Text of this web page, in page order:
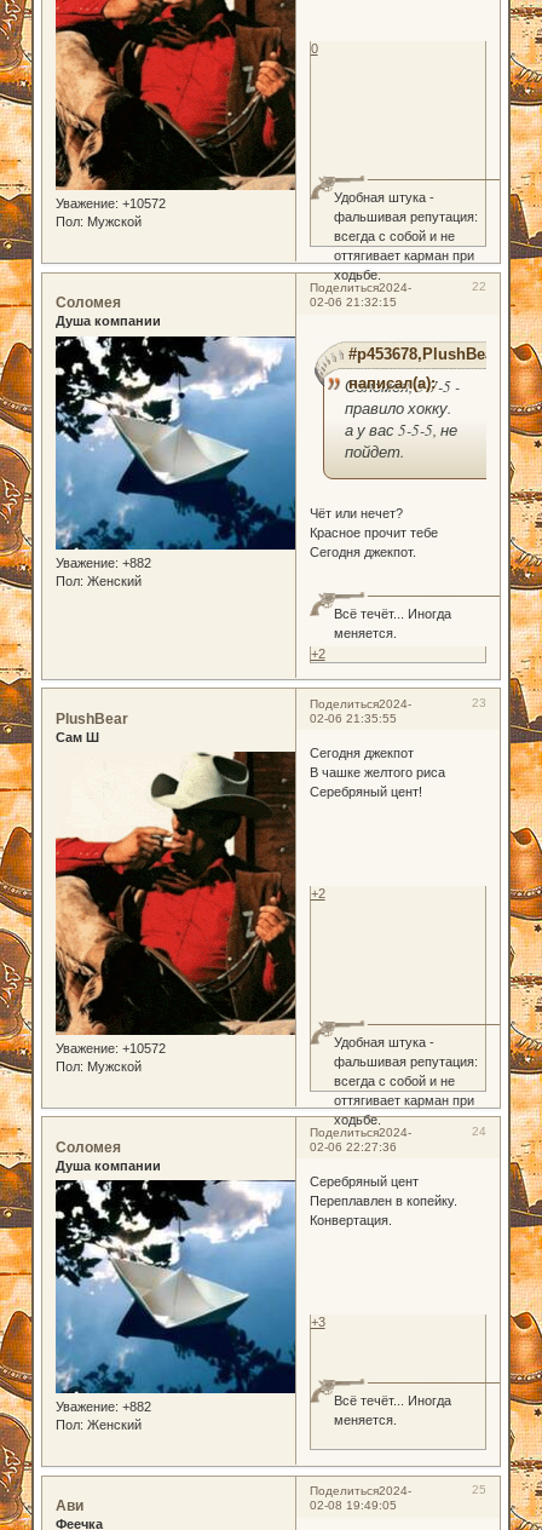
Уважение: +10572
Пол: Мужской
Удобная штука -
фальшивая репутация:
всегда с собой и не
оттягивает карман при
ходьбе.
0
Поделиться 22
2024-
02-06 21:32:15
Соломея
Душа компании
Уважение: +882
Пол: Женский
#p453678,PlushBear
написал(а):
Соломея, 5-7-5 -
правило хокку.
а у вас 5-5-5, не
пойдет.
Чёт или нечет?
Красное прочит тебе
Сегодня джекпот.
Всё течёт... Иногда
меняется.
+2
Поделиться 23
2024-
02-06 21:35:55
PlushBear
Сам Ш
Уважение: +10572
Пол: Мужской
Сегодня джекпот
В чашке желтого риса
Серебряный цент!
Удобная штука -
фальшивая репутация:
всегда с собой и не
оттягивает карман при
ходьбе.
+2
Поделиться 24
2024-
02-06 22:27:36
Соломея
Душа компании
Уважение: +882
Пол: Женский
Серебряный цент
Переплавлен в копейку.
Конвертация.
Всё течёт... Иногда
меняется.
+3
Поделиться 25
2024-
02-08 19:49:05
Ави
Феечка